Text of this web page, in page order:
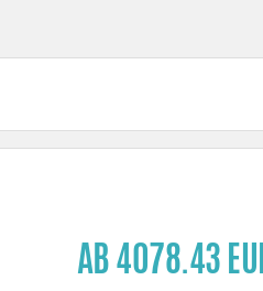
was wir entwickeln, ist es für uns
AB 4078.43